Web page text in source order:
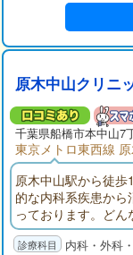
原木中山クリニ
千葉県船橋市本中山7
東京メトロ東西線
原木中山駅から徒
的な内科系疾患か
っております。ど
もお気軽にご相談
内科・外科